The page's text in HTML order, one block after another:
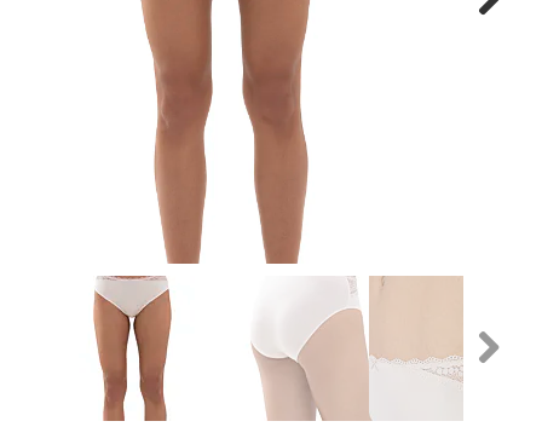
Over ons
Cadeaubon